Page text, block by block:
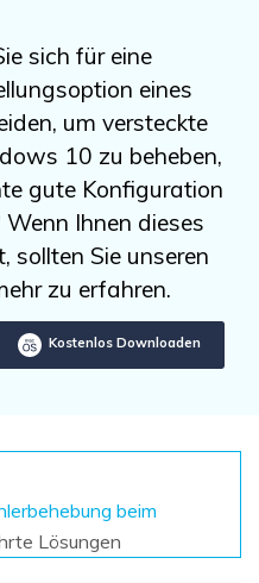
Testen
kostenlos
Testen
ENTDECKEN
sich für eine
eines
um versteckte
10 zu beheben,
gute Konfiguration
Ihnen dieses
sollten Sie unseren
zu erfahren.
Kostenlos Downloaden
beim
Lösungen